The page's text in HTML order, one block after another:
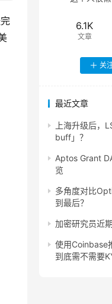
6.1K
文章
关
最近文章
上海升级后，
buff」？
Aptos Grant
览
多角度对比
到最后？
加密研究员近
使用Coinbase
到底需不需要